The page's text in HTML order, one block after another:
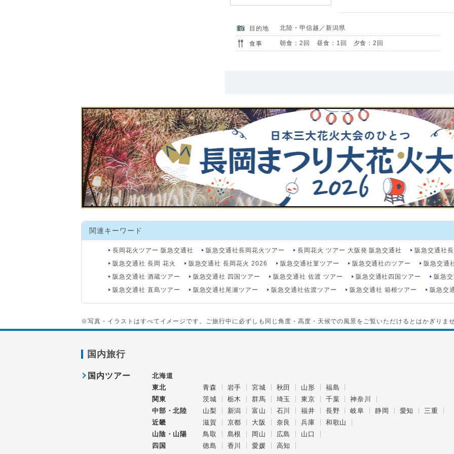
目的地 北陸・甲信越／新潟県
食事 朝食：2回 昼食：1回 夕食：2回
関連キーワード
長岡花火ツアー 阪急交通社 阪急交通社長岡花火ツアー 長岡花火 ツアー 大阪発 阪急交通社
阪急交通社
阪急交通社 長岡 花火
阪急交通社 長岡花火 2026 阪急交通社菫ツアー 阪急交通社のツアー
阪急交通
阪急交通社 酒蔵ツアー
阪急交通社 四国ツアー 阪急交通社 佐渡 ツアー 阪急交通社四国ツアー
阪急
阪急交通社 直島ツアー
阪急交通社尾瀬ツアー 阪急交通社佐渡ツアー 阪急交通社 箱根ツアー 阪急交
※写真・イラストはすべてイメージです。ご旅行中に必ずしも同じ角度・高度・天候での風景をご覧いただけるとはかぎりま
国内旅行
国内ツアー
北海道
東北
青森 岩手 宮城 秋田 山形
福島
関東
茨城 栃木 群馬 埼玉 東京 千葉
神奈川
中部・北陸
山梨 新潟 富山 石川 福井 長野 岐阜 静岡 愛知
三重
近畿
滋賀 京都 大阪 奈良 兵庫
和歌山
山陰・山陽
鳥取 島根 岡山 広島
山口
四国
徳島 香川 愛媛
高知